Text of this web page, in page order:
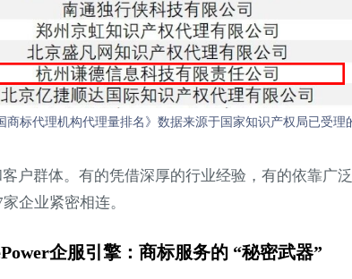
商标代理机构代理量排名》 数据来源于国家知识产权局已受理
户群体。有的凭借深厚的行业经验，有的依靠广
企业紧密相连。
企服引擎： 商标服务的 “秘密武器”